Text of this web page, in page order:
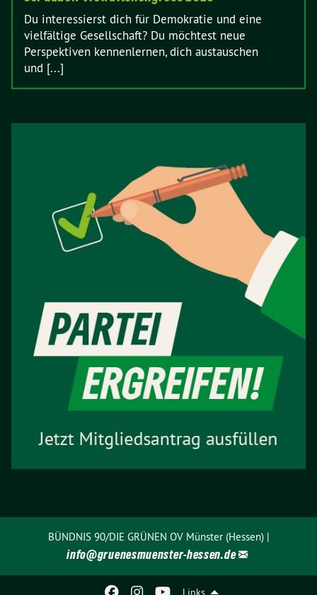
Links
Du interessierst dich für Demokratie und eine
vielfältige Gesellschaft? Du möchtest neue
Perspektiven kennenlernen, dich austauschen
und [...]
BÜNDNIS 90/DIE GRÜNEN OV Münster (Hessen) |
info@gruenesmuenster-hessen.de